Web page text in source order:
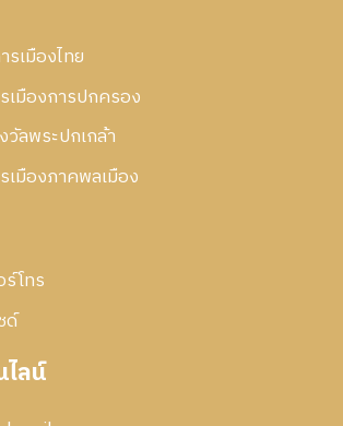
เมืองไทย
เมืองการปกครอง
ลพระปกเกล้า
เมืองภาคพลเมือง
โทร
ด์
ลน์